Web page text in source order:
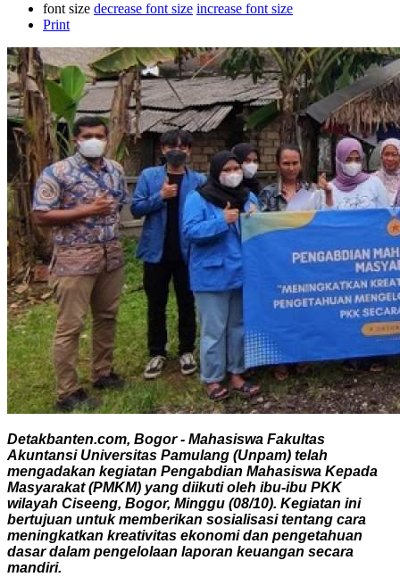
font size decrease font size increase font size
Print
Detakbanten.com, Bogor - Mahasiswa Fakultas
Akuntansi Universitas Pamulang (Unpam) telah
mengadakan kegiatan Pengabdian Mahasiswa Kepada
Masyarakat (PMKM) yang diikuti oleh ibu-ibu PKK
wilayah Ciseeng, Bogor, Minggu (08/10). Kegiatan ini
bertujuan untuk memberikan sosialisasi tentang cara
meningkatkan kreativitas ekonomi dan pengetahuan
dasar dalam pengelolaan laporan keuangan secara
mandiri.